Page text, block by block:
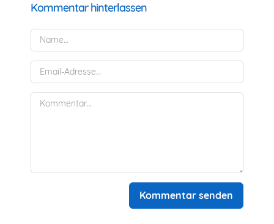
Kommentar hinterlassen
Kommentar senden